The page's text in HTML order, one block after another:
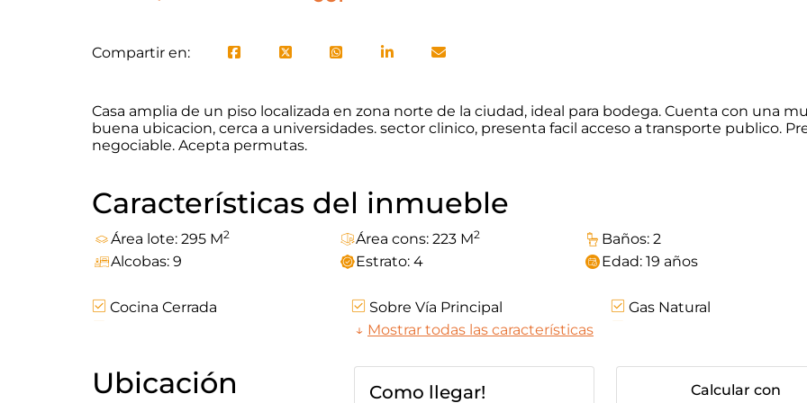
Compartir en:
Casa amplia de un piso localizada en zona norte de la ciudad, ideal para bodega. Cuenta con una
buena ubicacion, cerca a universidades. sector clinico, presenta facil acceso a transporte publico.
negociable. Acepta permutas.
Características del inmueble
Área lote: 295 M2 Área cons: 223 M2
Baños: 2
Alcobas: 9
Estrato: 4 Edad: 19 años
Cocina Cerrada Sobre Vía Principal
Gas Natural
↓ Mostrar todas las características
Ubicación Como llegar! Calcular con